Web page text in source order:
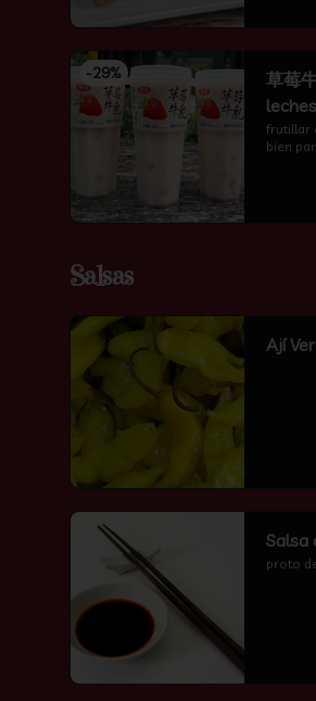
-29%
草莓
leches
frutillar
bien
Salsas
Ají
Salsa
proto